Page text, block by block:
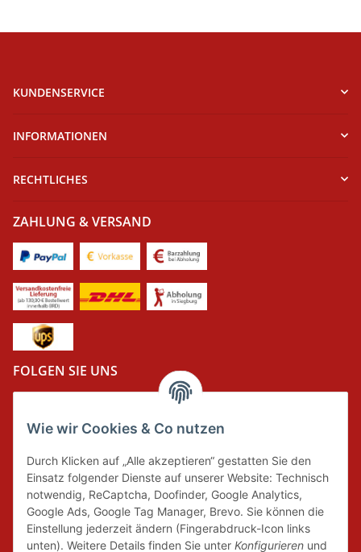
Wie wir Cookies & Co nutzen
Durch Klicken auf „Alle akzeptieren“ gestatten Sie den
Einsatz folgender Dienste auf unserer Website: Technisch
notwendig, ReCaptcha, Doofinder, Google Analytics,
Google Ads, Google Tag Manager, Brevo. Sie können die
Einstellung jederzeit ändern (Fingerabdruck-Icon links
unten). Weitere Details finden Sie unter Konfigurieren und
KUNDENSERVICE
INFORMATIONEN
RECHTLICHES
ZAHLUNG & VERSAND
FOLGEN SIE UNS
Wir tragen Verantwortung und erfüllen unsere
Pflichten zur Systembeteiligung nach dem
Verpackungsgesetz.